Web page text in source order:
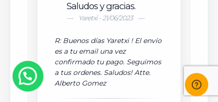
Saludos y gracias.
Yaretxi - 21/06/2023
R: Buenos días Yaretxi ! El envío
es a tu email una vez
confirmado tu pago. Seguimos
a tus ordenes. Saludos! Atte.
Alberto Gomez